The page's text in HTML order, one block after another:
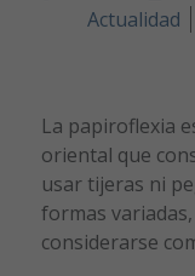
Actualidad
La papiroflexia
oriental que
usar tijeras ni
formas
considerarse